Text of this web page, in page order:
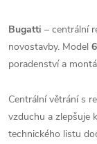
Bugatti – centrální
novostavby. Model
poradenství a
Centrální větrání s
vzduchu a zlepšuje
technického listu